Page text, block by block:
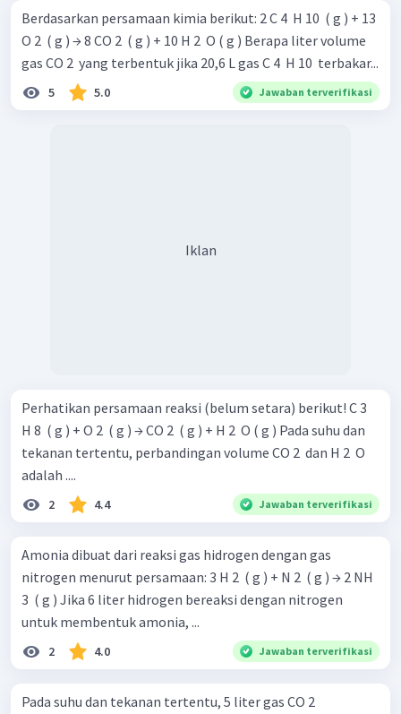
Berdasarkan persamaan kimia berikut: 2 C 4 ​ H 10 ​ ( g ) + 13
O 2 ​ ( g ) → 8 CO 2 ​ ( g ) + 10 H 2 ​ O ( g ) Berapa liter volume
gas CO 2 ​ yang terbentuk jika 20,6 L gas C 4 ​ H 10 ​ terbakar...
5 5.0 Jawaban terverifikasi
Iklan
Perhatikan persamaan reaksi (belum setara) berikut! C 3 ​
H 8 ​ ( g ) + O 2 ​ ( g ) → CO 2 ​ ( g ) + H 2 ​ O ( g ) Pada suhu dan
tekanan tertentu, perbandingan volume CO 2 ​ dan H 2 ​ O
adalah ....
2 4.4 Jawaban terverifikasi
Amonia dibuat dari reaksi gas hidrogen dengan gas
nitrogen menurut persamaan: 3 H 2 ​ ( g ) + N 2 ​ ( g ) → 2 NH
3 ​ ( g ) Jika 6 liter hidrogen bereaksi dengan nitrogen
untuk membentuk amonia, ...
2 4.0 Jawaban terverifikasi
Pada suhu dan tekanan tertentu, 5 liter gas CO 2 ​